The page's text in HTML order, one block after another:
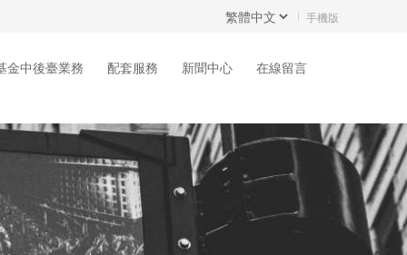
手機版
金中後臺業務 配套服務 新聞中心 在線留言